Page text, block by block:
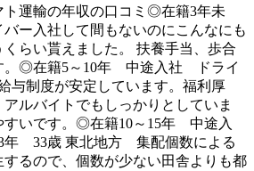
ト運輸の年収の口コミ◎在籍3年未
入社して間もないのにこんなにも
らい貰えました。 扶養手当、歩合
。◎在籍5～10年 中途入社 ドライ
与制度が安定しています。福利厚
ルバイトでもしっかりとしていま
すいです。◎在籍10～15年 中途入
33歳 東北地方 集配個数による
るので、個数が少ない田舎よりも都